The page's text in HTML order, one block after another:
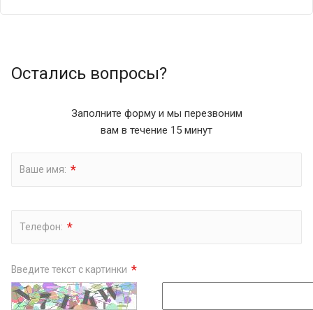
Остались вопросы?
Заполните форму и мы перезвоним
вам в течение 15 минут
Ваше имя: *
Телефон: *
Введите текст с картинки *